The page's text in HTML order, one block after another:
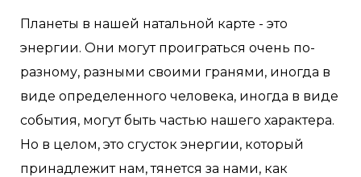
Планеты в нашей натальной карте - это
энергии. Они могут проиграться очень по-
разному, разными своими гранями, иногда в
виде определенного человека, иногда в виде
события, могут быть частью нашего характера.
Но в целом, это сгусток энергии, который
принадлежит нам, тянется за нами, как